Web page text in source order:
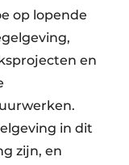
op lopende
en
in dit
zijn, en